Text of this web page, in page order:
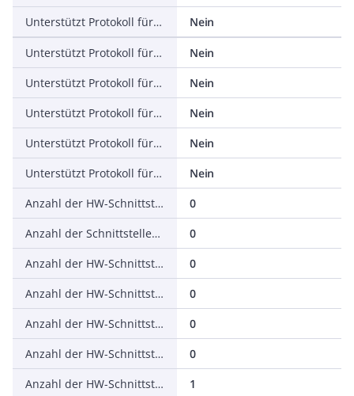
Unterstützt Protokoll für AS-Interface Safety at Work
Nein
Unterstützt Protokoll für DeviceNet Safety
Nein
Unterstützt Protokoll für INTERBUS-Safety
Nein
Unterstützt Protokoll für PROFIsafe
Nein
Unterstützt Protokoll für SafetyBUS p
Nein
Unterstützt Protokoll für sonstige Bussysteme
Nein
Anzahl der HW-Schnittstellen Industrial Ethernet
0
Anzahl der Schnittstellen PROFINET
0
Anzahl der HW-Schnittstellen seriell RS-232
0
Anzahl der HW-Schnittstellen seriell RS-422
0
Anzahl der HW-Schnittstellen seriell RS-485
0
Anzahl der HW-Schnittstellen seriell TTY
0
Anzahl der HW-Schnittstellen USB
1